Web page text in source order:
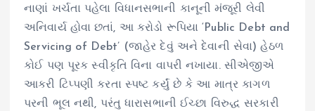
નાણાં ખર્ચતા પહેલા વિધાનસભાની કાનૂની મંજૂરી લેવી
અનિવાર્ય હોવા છતાં, આ કરોડો રૂપિયા ‘Public Debt and
Servicing of Debt’ (જાહેર દેવું અને દેવાની સેવા) હેઠળ
કોઈ પણ પૂરક સ્વીકૃતિ વિના વાપરી નખાયા. સીએજીએ
આકરી ટિપ્પણી કરતા સ્પષ્ટ કર્યું છે કે આ માત્ર કાગળ
પરની ભૂલ નથી, પરંતુ ધારાસભાની ઈચ્છા વિરુદ્ધ સરકારી